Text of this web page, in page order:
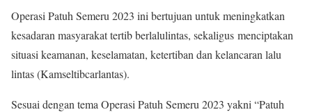
Operasi Patuh Semeru 2023 ini bertujuan untuk meningkatkan
kesadaran masyarakat tertib berlalulintas, sekaligus menciptakan
situasi keamanan, keselamatan, ketertiban dan kelancaran lalu
lintas (Kamseltibcarlantas).
Sesuai dengan tema Operasi Patuh Semeru 2023 yakni “Patuh